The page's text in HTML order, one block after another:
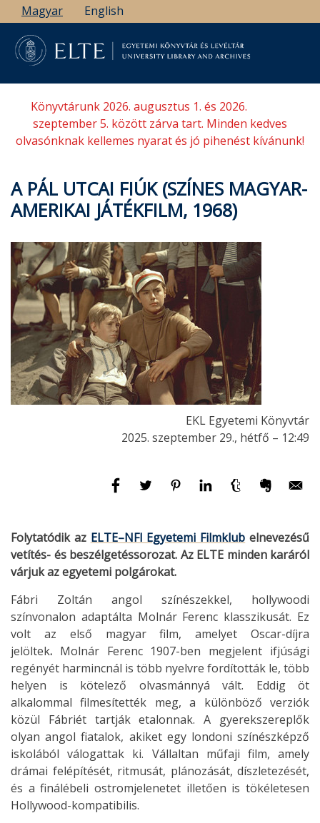
Ugrás
a
tartalomra
Magyar English
Könyvtárunk 2026. augusztus 1. és 2026.
szeptember 5. között zárva tart. Minden kedves
olvasónknak kellemes nyarat és jó pihenést kívánunk!
A PÁL UTCAI FIÚK (SZÍNES MAGYAR-
AMERIKAI JÁTÉKFILM, 1968)
EKL Egyetemi Könyvtár
2025. szeptember 29., hétfő – 12:49
Folytatódik az ELTE–NFI Egyetemi Filmklub elnevezésű
vetítés- és beszélgetéssorozat. Az ELTE minden karáról
várjuk az egyetemi polgárokat.
Fábri Zoltán angol színészekkel, hollywoodi
színvonalon adaptálta Molnár Ferenc klasszikusát. Ez
volt az első magyar film, amelyet Oscar-díjra
jelöltek. Molnár Ferenc 1907-ben megjelent ifjúsági
regényét harmincnál is több nyelvre fordították le, több
helyen is kötelező olvasmánnyá vált. Eddig öt
alkalommal filmesítették meg, a különböző verziók
közül Fábriét tartják etalonnak. A gyerekszereplők
olyan angol fiatalok, akiket egy londoni színészképző
iskolából válogattak ki. Vállaltan műfaji film, amely
drámai felépítését, ritmusát, plánozását, díszletezését,
és a finálébeli ostromjelenetet illetően is tökéletesen
Hollywood-kompatibilis.